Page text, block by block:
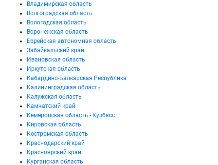
Владимирская область
Волгоградская область
Вологодская область
Воронежская область
Еврейская автономная область
Забайкальский край
Ивановская область
Иркутская область
Кабардино-Балкарская Республика
Калининградская область
Калужская область
Камчатский край
Кемеровская область - Кузбасс
Кировская область
Костромская область
Краснодарский край
Красноярский край
Курганская область